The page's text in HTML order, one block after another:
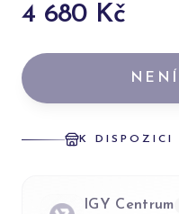
4 680 Kč
K DISPOZICI
IGY Centrum